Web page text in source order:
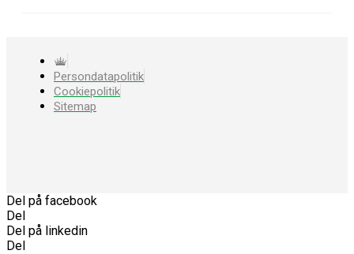
Persondatapolitik
Cookiepolitik
Sitemap
Del på facebook
Del
Del på linkedin
Del